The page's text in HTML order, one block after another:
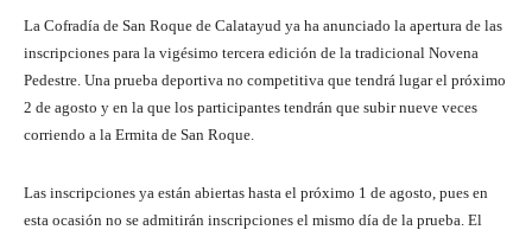
La Cofradía de San Roque de Calatayud ya ha anunciado la apertura de las
inscripciones para la vigésimo tercera edición de la tradicional Novena
Pedestre. Una prueba deportiva no competitiva que tendrá lugar el próximo
2 de agosto y en la que los participantes tendrán que subir nueve veces
corriendo a la Ermita de San Roque.
Las inscripciones ya están abiertas hasta el próximo 1 de agosto, pues en
esta ocasión no se admitirán inscripciones el mismo día de la prueba. El